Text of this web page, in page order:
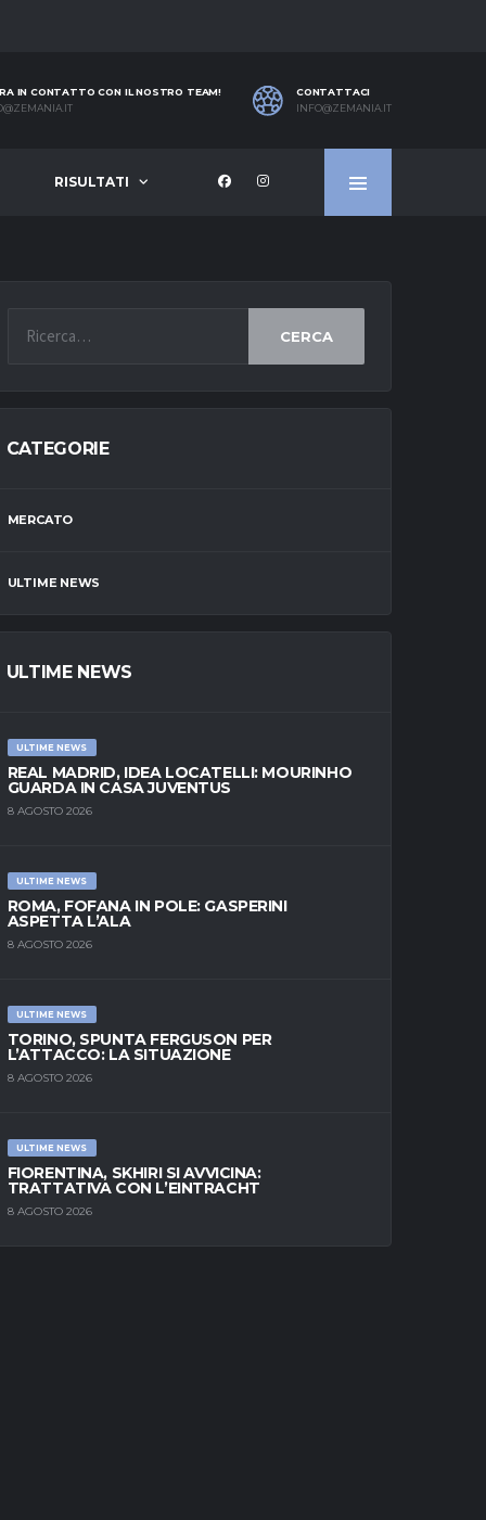
IN CONTATTO CON IL NOSTRO TEAM!
CONTATTACI
INFO@ZEMANIA.IT
RISULTATI
CERCA
CATEGORIE
MERCATO
ULTIME NEWS
ULTIME NEWS
ULTIME NEWS
REAL MADRID, IDEA LOCATELLI: MOURINHO
GUARDA IN CASA JUVENTUS
8 AGOSTO 2026
ULTIME NEWS
ROMA, FOFANA IN POLE: GASPERINI
ASPETTA L’ALA
8 AGOSTO 2026
ULTIME NEWS
TORINO, SPUNTA FERGUSON PER
L’ATTACCO: LA SITUAZIONE
8 AGOSTO 2026
ULTIME NEWS
FIORENTINA, SKHIRI SI AVVICINA:
TRATTATIVA CON L’EINTRACHT
8 AGOSTO 2026